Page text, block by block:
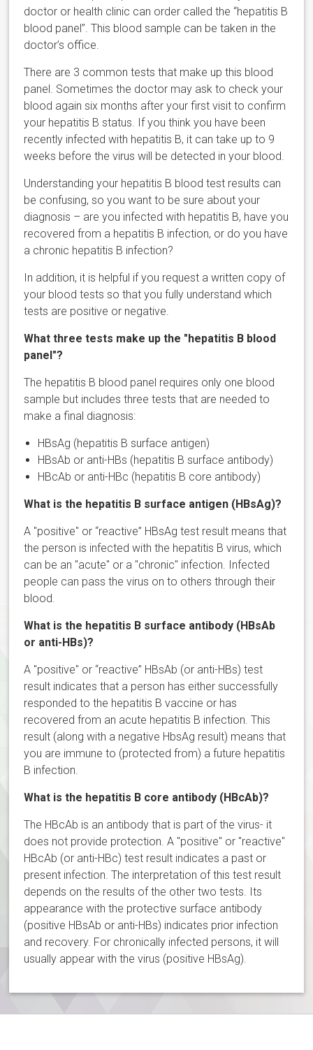
doctor or health clinic can order called the “hepatitis B
blood panel”. This blood sample can be taken in the
doctor’s office.
There are 3 common tests that make up this blood
panel. Sometimes the doctor may ask to check your
blood again six months after your first visit to confirm
your hepatitis B status. If you think you have been
recently infected with hepatitis B, it can take up to 9
weeks before the virus will be detected in your blood.
Understanding your hepatitis B blood test results can
be confusing, so you want to be sure about your
diagnosis – are you infected with hepatitis B, have you
recovered from a hepatitis B infection, or do you have
a chronic hepatitis B infection?
In addition, it is helpful if you request a written copy of
your blood tests so that you fully understand which
tests are positive or negative.
What three tests make up the "hepatitis B blood
panel"?
The hepatitis B blood panel requires only one blood
sample but includes three tests that are needed to
make a final diagnosis:
HBsAg (hepatitis B surface antigen)
HBsAb or anti-HBs (hepatitis B surface antibody)
HBcAb or anti-HBc (hepatitis B core antibody)
What is the hepatitis B surface antigen (HBsAg)?
A "positive" or “reactive” HBsAg test result means that
the person is infected with the hepatitis B virus, which
can be an "acute" or a "chronic" infection. Infected
people can pass the virus on to others through their
blood.
What is the hepatitis B surface antibody (HBsAb
or anti-HBs)?
A "positive" or “reactive” HBsAb (or anti-HBs) test
result indicates that a person has either successfully
responded to the hepatitis B vaccine or has
recovered from an acute hepatitis B infection. This
result (along with a negative HbsAg result) means that
you are immune to (protected from) a future hepatitis
B infection.
What is the hepatitis B core antibody (HBcAb)?
The HBcAb is an antibody that is part of the virus- it
does not provide protection. A "positive" or "reactive"
HBcAb (or anti-HBc) test result indicates a past or
present infection. The interpretation of this test result
depends on the results of the other two tests. Its
appearance with the protective surface antibody
(positive HBsAb or anti-HBs) indicates prior infection
and recovery. For chronically infected persons, it will
usually appear with the virus (positive HBsAg).